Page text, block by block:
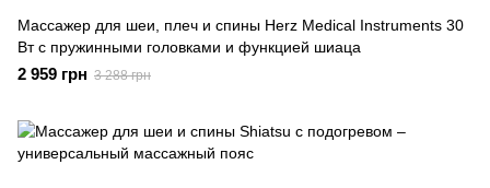
Массажер для шеи, плеч и спины Herz Medical Instruments 30
Вт с пружинными головками и функцией шиаца
2 959 грн 3 288 грн